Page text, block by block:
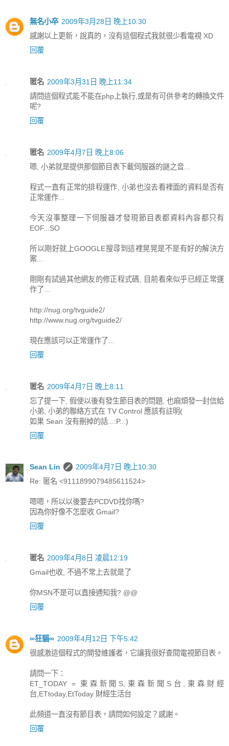
無名小卒 2009年3月28日 晚上10:30
感謝以上更新，說真的，沒有這個程式我就很少看電視 XD
回覆
匿名 2009年3月31日 晚上11:34
請問這個程式能不能在php上執行,或是有可供參考的轉換文件
呢?
回覆
匿名 2009年4月7日 晚上8:06
嗯, 小弟就是提供那個節目表下載伺服器的謎之音...
程式一直有正常的排程運作, 小弟也沒去看裡面的資料是否有
正常運作...
今天沒事整理一下伺服器才發現節目表都資料內容都只有
EOF...SO
所以剛好就上GOOGLE搜尋到這裡晃晃是不是有好的解決方
案...
剛剛有試過其他網友的修正程式碼, 目前看來似乎已經正常運
作了...
http://nug.org/tvguide2/
http://www.nug.org/tvguide2/
現在應該可以正常運作了...
回覆
匿名 2009年4月7日 晚上8:11
忘了提一下, 假使以後有發生節目表的問題, 也麻煩發一封信給
小弟, 小弟的聯絡方式在 TV Control 應該有註明(
如果 Sean 沒有刪掉的話...:P...)
回覆
Sean Lin
2009年4月7日 晚上10:30
Re: 匿名 <9111899079485611524>
嗯嗯，所以以後要去PCDVD找你嗎?
因為你好像不怎麼收 Gmail?
回覆
匿名 2009年4月8日 凌晨12:19
Gmail也收, 不過不常上去就是了
你MSN不是可以直接通知我? @@
回覆
∞狂貓∞ 2009年4月12日 下午5:42
很感激這個程式的開發維護者，它讓我很好查閱電視節目表。
請問一下：
ET_TODAY = 東森新聞S,東森新聞S台,東森財經
台,ETtoday,EtToday 財經生活台
此頻道一直沒有節目表，請問如何設定？感謝。
回覆